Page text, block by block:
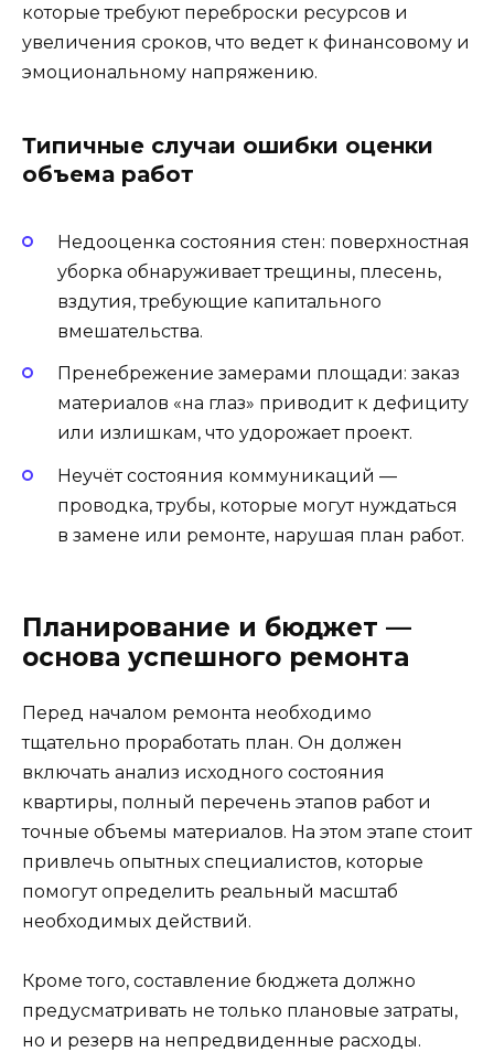
которые требуют переброски ресурсов и
увеличения сроков, что ведет к финансовому и
эмоциональному напряжению.
Типичные случаи ошибки оценки
объема работ
Недооценка состояния стен: поверхностная
уборка обнаруживает трещины, плесень,
вздутия, требующие капитального
вмешательства.
Пренебрежение замерами площади: заказ
материалов «на глаз» приводит к дефициту
или излишкам, что удорожает проект.
Неучёт состояния коммуникаций —
проводка, трубы, которые могут нуждаться
в замене или ремонте, нарушая план работ.
Планирование и бюджет —
основа успешного ремонта
Перед началом ремонта необходимо
тщательно проработать план. Он должен
включать анализ исходного состояния
квартиры, полный перечень этапов работ и
точные объемы материалов. На этом этапе стоит
привлечь опытных специалистов, которые
помогут определить реальный масштаб
необходимых действий.
Кроме того, составление бюджета должно
предусматривать не только плановые затраты,
но и резерв на непредвиденные расходы.